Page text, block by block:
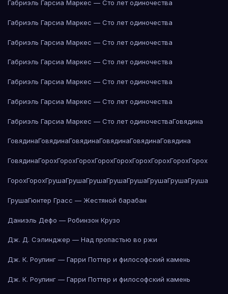
Габриэль Гарсиа Маркес — Сто лет одиночества
Габриэль Гарсиа Маркес — Сто лет одиночества
Габриэль Гарсиа Маркес — Сто лет одиночества
Габриэль Гарсиа Маркес — Сто лет одиночества
Габриэль Гарсиа Маркес — Сто лет одиночества
Габриэль Гарсиа Маркес — Сто лет одиночества
Габриэль Гарсиа Маркес — Сто лет одиночестваГовядина
ГовядинаГовядинаГовядинаГовядинаГовядинаГовядина
ГовядинаГорохГорохГорохГорохГорохГорохГорохГорохГорох
ГорохГорохГрушаГрушаГрушаГрушаГрушаГрушаГрушаГруша
ГрушаГюнтер Грасс — Жестяной барабан
Даниэль Дефо — Робинзон Крузо
Дж. Д. Сэлинджер — Над пропастью во ржи
Дж. К. Роулинг — Гарри Поттер и философский камень
Дж. К. Роулинг — Гарри Поттер и философский камень